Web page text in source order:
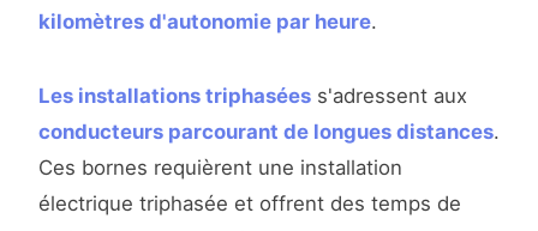
kilomètres d'autonomie par heure.
Les installations triphasées s'adressent aux
conducteurs parcourant de longues distances.
Ces bornes requièrent une installation
électrique triphasée et offrent des temps de